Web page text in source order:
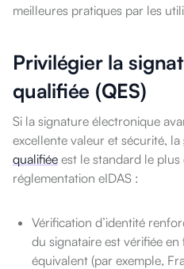
meilleures pratiques par les
Privilégier la
qualifiée (QES)
Si la signature électronique
excellente valeur et sécurité, la
qualifiée est le standard le
réglementation eIDAS :
Vérification d’identité
du signataire est vérifiée
équivalent (par exemple,